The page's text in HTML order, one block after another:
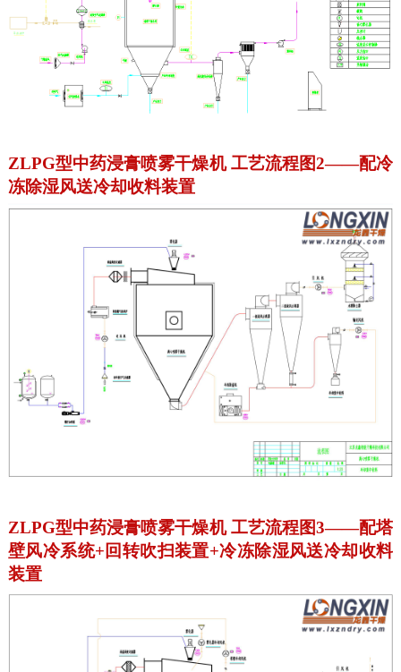
ZLPG型中药浸膏喷雾干燥机 工艺流程图2——配冷
冻除湿风送冷却收料装置
ZLPG型中药浸膏喷雾干燥机 工艺流程图3——配塔
壁风冷系统+回转吹扫装置+冷冻除湿风送冷却收料
装置